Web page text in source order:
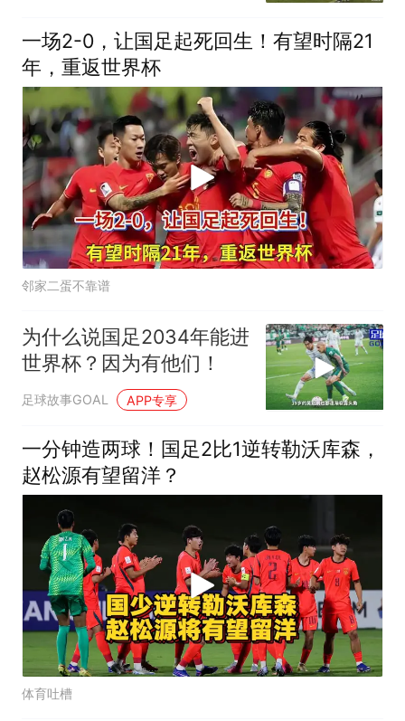
一场2-0，让国足起死回生！有望时隔21
年，重返世界杯
邻家二蛋不靠谱
为什么说国足2034年能进
世界杯？因为有他们！
足球故事GOAL APP专享
一分钟造两球！国足2比1逆转勒沃库森，
赵松源有望留洋？
体育吐槽